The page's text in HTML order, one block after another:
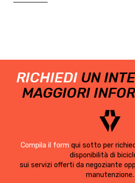
RICHIEDIUN
MAGGIORI
Compila il form qui sotto per
disponibilità di
sui servizi offerti da negoziante
manutenzione.